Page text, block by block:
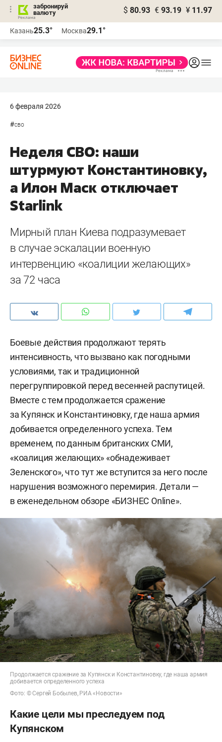
забронируй
валюту
$ 80.93 € 93.19 ¥ 11.97
Казань25.3° Москва29.1°
6 февраля 2026
#сво
Неделя СВО: наши
штурмуют Константиновку,
а Илон Маск отключает
Starlink
Мирный план Киева подразумевает
в случае эскалации военную
интервенцию «коалиции желающих»
за 72 часа
Боевые действия продолжают терять
интенсивность, что вызвано как погодными
условиями, так и традиционной
перегруппировкой перед весенней распутицей.
Вместе с тем продолжается сражение
за Купянск и Константиновку, где наша армия
добивается определенного успеха. Тем
временем, по данным британских СМИ,
«коалиция желающих» «обнадеживает
Зеленского», что тут же вступится за него после
нарушения возможного перемирия. Детали —
в еженедельном обзоре «БИЗНЕС Online».
Продолжается сражение за Купянск и Константиновку, где наша армия
добивается определенного успеха
Фото: © Сергей Бобылев, РИА «Новости»
Какие цели мы преследуем под
Купянском